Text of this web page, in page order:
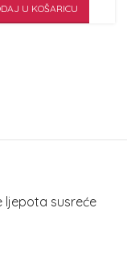
U KOŠARICU
ljepota susreće